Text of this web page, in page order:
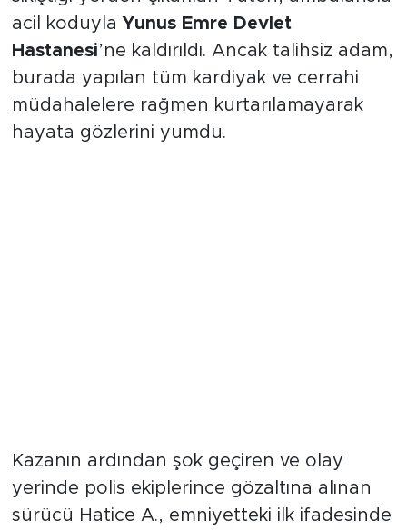
sıkıştığı yerden çıkarılan Tüten, ambulansla
acil koduylaYunus Emre Devlet
Hastanesi’ne kaldırıldı. Ancak talihsiz adam,
burada yapılan tüm kardiyak ve cerrahi
müdahalelere rağmen kurtarılamayarak
Kazanın ardından şok geçiren ve olay
yerinde polis ekiplerince gözaltına alınan